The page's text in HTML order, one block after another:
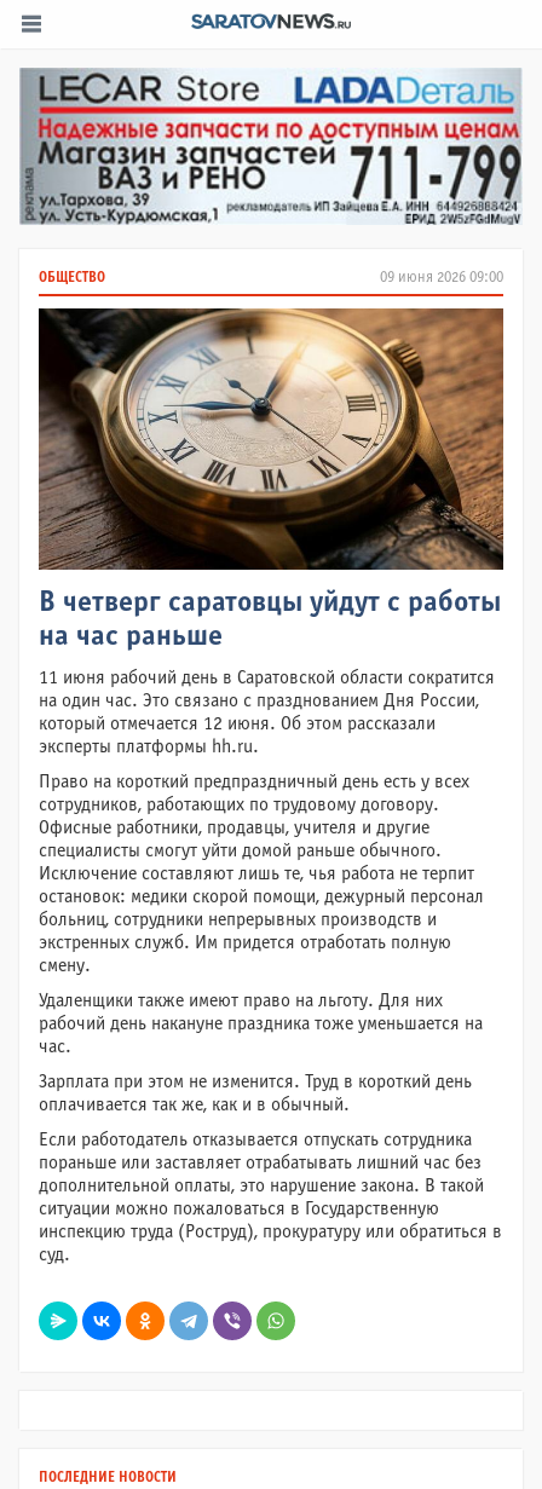
09 июня 2026 09:00
ОБЩЕСТВО
В четверг саратовцы уйдут с работы
на час раньше
11 июня рабочий день в Саратовской области сократится
на один час. Это связано с празднованием Дня России,
который отмечается 12 июня. Об этом рассказали
эксперты платформы hh.ru.
Право на короткий предпраздничный день есть у всех
сотрудников, работающих по трудовому договору.
Офисные работники, продавцы, учителя и другие
специалисты смогут уйти домой раньше обычного.
Исключение составляют лишь те, чья работа не терпит
остановок: медики скорой помощи, дежурный персонал
больниц, сотрудники непрерывных производств и
экстренных служб. Им придется отработать полную
смену.
Удаленщики также имеют право на льготу. Для них
рабочий день накануне праздника тоже уменьшается на
час.
Зарплата при этом не изменится. Труд в короткий день
оплачивается так же, как и в обычный.
Если работодатель отказывается отпускать сотрудника
пораньше или заставляет отрабатывать лишний час без
дополнительной оплаты, это нарушение закона. В такой
ситуации можно пожаловаться в Государственную
инспекцию труда (Роструд), прокуратуру или обратиться в
суд.
ПОСЛЕДНИЕ НОВОСТИ